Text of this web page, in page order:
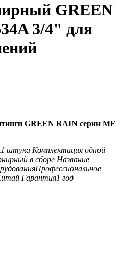
GREEN
3/4" для
GREEN RAIN серии MF
1 штука Комплектация одной
в сборе Название
Профессиональное
Гарантия1 год